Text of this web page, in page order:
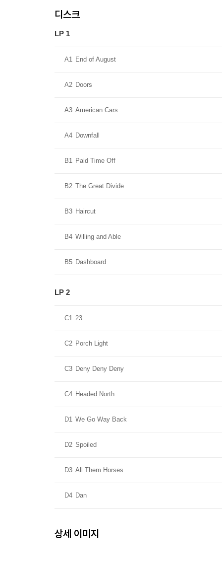
디스크
LP 1
A1 End of August
A2 Doors
A3 American Cars
A4 Downfall
B1 Paid Time Off
B2 The Great Divide
B3 Haircut
B4 Willing and Able
B5 Dashboard
LP 2
C1 23
C2 Porch Light
C3 Deny Deny Deny
C4 Headed North
D1 We Go Way Back
D2 Spoiled
D3 All Them Horses
D4 Dan
상세 이미지